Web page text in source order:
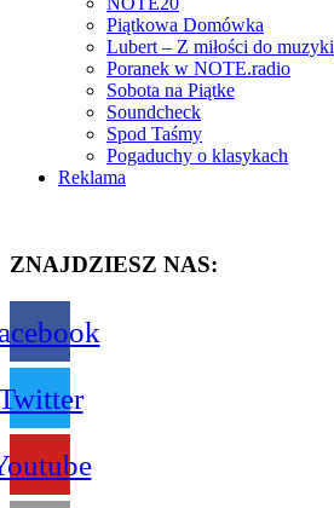
Piątkowa Domówka
Lubert – Z miłości do muzyki
Poranek w NOTE.radio
Sobota na Piątke
Soundcheck
Spod Taśmy
Pogaduchy o klasykach
Reklama
ZNAJDZIESZ NAS: